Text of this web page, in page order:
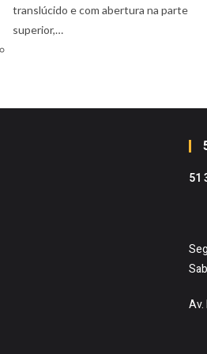
translúcido e com abertura na parte
superior,…
51